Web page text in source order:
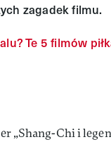
zagadek filmu.
Te 5 filmów
„Shang-Chi i